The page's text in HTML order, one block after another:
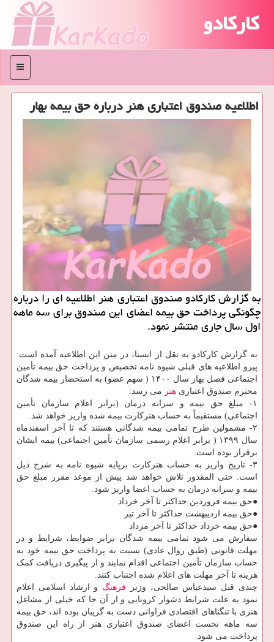
کارکادو
منو
اطلاعیه صندوق اعتباری هنر درباره حق بیمه بهار
به گزارش کارکادو صندوق اعتباری هنر اطلاعیه ای را درباره
چگونگی پرداخت حق بیمه اعضای این صندوق برای سه ماهه
اول سال جاری منتشر نمود.
به گزارش کارکادو به نقل از ایسنا، در متن این اطلاعیه آمده است:
پیرو اطلاعیه های قبلی شیوه نامه تخصیص و پرداخت حق بیمه تأمین
اجتماعی فصل بهار سال ۱۴۰۰ ( سهم عضو) به استحضار بیمه شدگان
محترم صندوق اعتباری هنر می رسد:
۱- مبلغ حق بیمه و سرانه درمان (برابر اعلام سازمان تأمین
اجتماعی) مستقیماً به حساب هنرکارت بیمه شده واریز خواهد شد.
۲- مشمولین طرح تمامی بیمه شدگانی هستند که تا آخر اسفندماه
سال ۱۳۹۹ ( برابر اعلام رسمی سازمان تأمین اجتماعی) بیمه ایشان
برقرار بوده است.
۳- تاریخ واریز به حساب هنرکارت برپایه شیوه نامه به شرح ذیل
است. حتی المقدور تلاش خواهد شد پیش از موعد مقرر مبلغ حق
بیمه و سرانه درمان به حساب اعضا واریز شود.
●حق بیمه فروردین حداکثر تا آخر خرداد
●حق بیمه اردیبهشت حداکثر تا آخر تیر
●حق بیمه خرداد حداکثر تا آخر مرداد
سفارش می شود تمامی بیمه شدگان برابر ضوابط، شرایط و در
مهلت قانونی (طبق روال عادی) نسبت به پرداخت حق بیمه خود به
حساب سازمان تأمین اجتماعی اقدام نمایند و از پیگیری دریافت کمک
هزینه تا آخر مهلت های اعلام شده اجتناب کنند.
چندی قبل سیدعباس صالحی، وزیر فرهنگ و ارشاد اسلامی اعلام
نمود به علت شرایط دشوار کرونایی و از آن جا که خیلی از مشاغل
هنری با تنگناهای اقتصادی فراوانی دست به گریبان بوده اند، حق بیمه
سه ماهه نخست اعضای صندوق اعتباری هنر از راه این صندوق
پرداخت می شود.